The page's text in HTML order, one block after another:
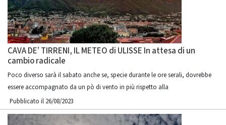
CAVA DE’ TIRRENI, IL METEO di ULISSE In attesa di un
cambio radicale
Poco diverso sarà il sabato anche se, specie durante le ore serali, dovrebbe
essere accompagnato da un pò di vento in più rispetto alla
Pubblicato il 26/08/2023